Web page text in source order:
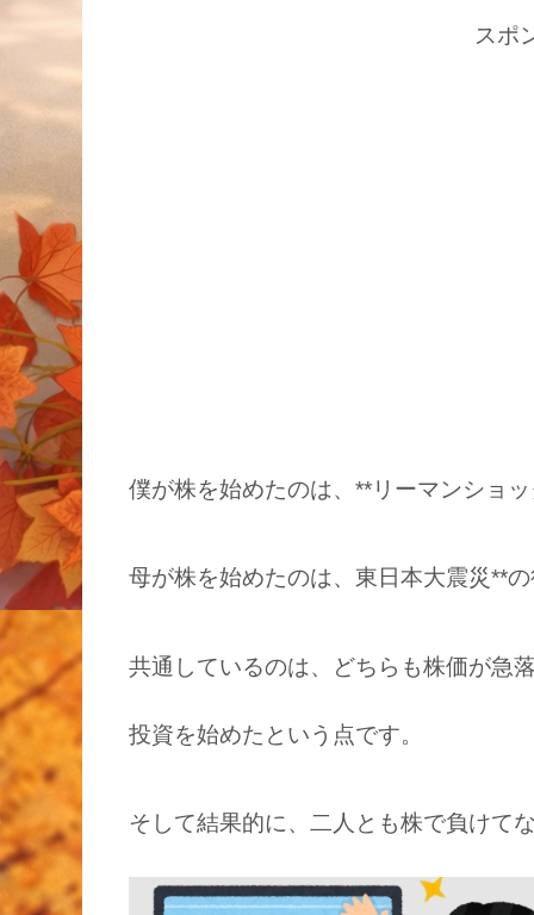
スポ
僕が株を始めたのは、**リーマンショ
母が株を始めたのは、東日本大震災**
共通しているのは、どちらも株価が急
投資を始めたという点です。
そして結果的に、二人とも株で負けて